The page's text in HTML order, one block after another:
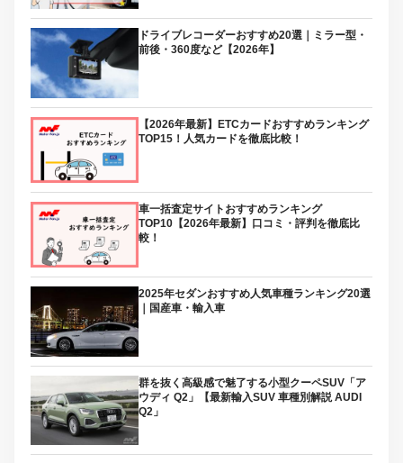
ドライブレコーダーおすすめ20選｜ミラー型・
前後・360度など【2026年】
【2026年最新】ETCカードおすすめランキング
TOP15！人気カードを徹底比較！
車一括査定サイトおすすめランキング
TOP10【2026年最新】口コミ・評判を徹底比
較！
2025年セダンおすすめ人気車種ランキング20選
｜国産車・輸入車
群を抜く高級感で魅了する小型クーペSUV「ア
ウディ Q2」【最新輸入SUV 車種別解説 AUDI
Q2」